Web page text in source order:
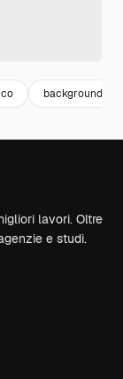
background
lavori. Oltre
e studi.